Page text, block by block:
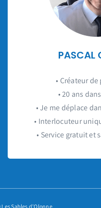
PASCAL
• Créateur
• 20 ans
• Je me déplace
• Interlocuteur
• Service gratuit et
Les Sables d’Olonne